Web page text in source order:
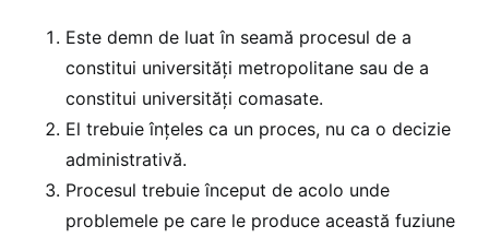
Este demn de luat în seamă procesul de a
constitui universități metropolitane sau de a
constitui universități comasate.
El trebuie înțeles ca un proces, nu ca o decizie
administrativă.
Procesul trebuie început de acolo unde
problemele pe care le produce această fuziune